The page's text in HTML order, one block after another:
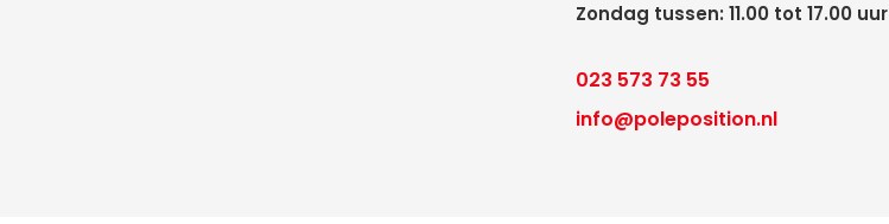
Zondag tussen: 11.00 tot 17.00 uur
023 573 73 55
info@poleposition.nl